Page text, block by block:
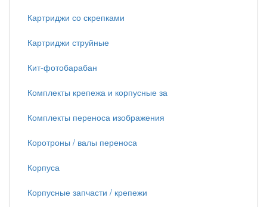
Картриджи со скрепками
Картриджи струйные
Кит-фотобарабан
Комплекты крепежа и корпусные за
Комплекты переноса изображения
Коротроны / валы переноса
Корпуса
Корпусные запчасти / крепежи